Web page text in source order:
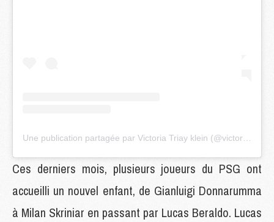
Ces derniers mois, plusieurs joueurs du PSG ont
accueilli un nouvel enfant, de Gianluigi Donnarumma
à Milan Skriniar en passant par Lucas Beraldo. Lucas